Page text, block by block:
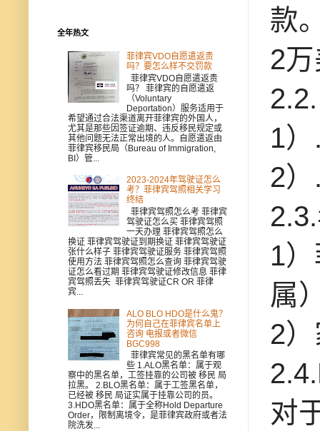
款
2
1
2
1
属
2
对
全年热文
菲律宾VDO自愿遣返贵
吗？要怎么样不交罚款
菲律宾VDO自愿遣返贵
吗？ 菲律宾的自愿遣返
（Voluntary
Deportation）服务适用于
希望通过合法渠道离开菲律宾的外国人，
尤其是那些因签证逾期、违反移民规定或
其他问题无法正常出境的人。自愿遣返由
菲律宾移民局（Bureau of Immigration,
BI）管...
2023-2024年驾驶证怎么
考？菲律宾驾照相关学习
终结
菲律宾驾照怎么考 菲律宾
驾驶证怎么买 菲律宾驾照
一天办理 菲律宾驾照怎么
换证 菲律宾驾驶证到期换证 菲律宾驾驶证
张什么样子 菲律宾驾驶证服务 菲律宾驾照
使用方法 菲律宾驾照怎么查询 菲律宾驾驶
证怎么看过期 菲律宾驾驶证修改信息 菲律
宾驾照丢失 菲律宾驾驶证CR OR 菲律
宾...
ALO BLO HDO是什么鬼？
为何自己在菲律宾名单上
咨询 电报或者微信
BGC998
菲律宾常见的黑名单有哪
些 1.ALO黑名单：属于观
察中的黑名单，工签挂靠的公司被 移民 局
拉黑。 2.BLO黑名单：属于工签黑名单，
已经被 移民 局证实属于挂靠公司的员。
3.HDO黑名单：属于全称Hold Departure
Order，限制离境令，是菲律宾政府或者法
院洗发...